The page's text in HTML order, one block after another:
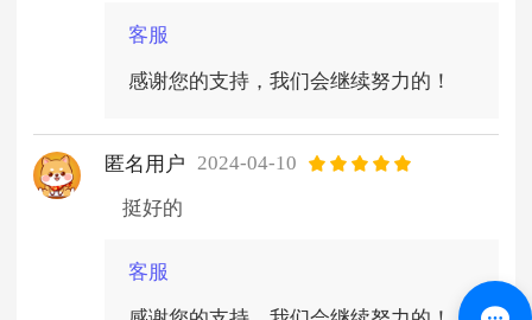
客服
感谢您的支持，我们会继续努力的！
匿名用户 2024-04-10
挺好的
客服